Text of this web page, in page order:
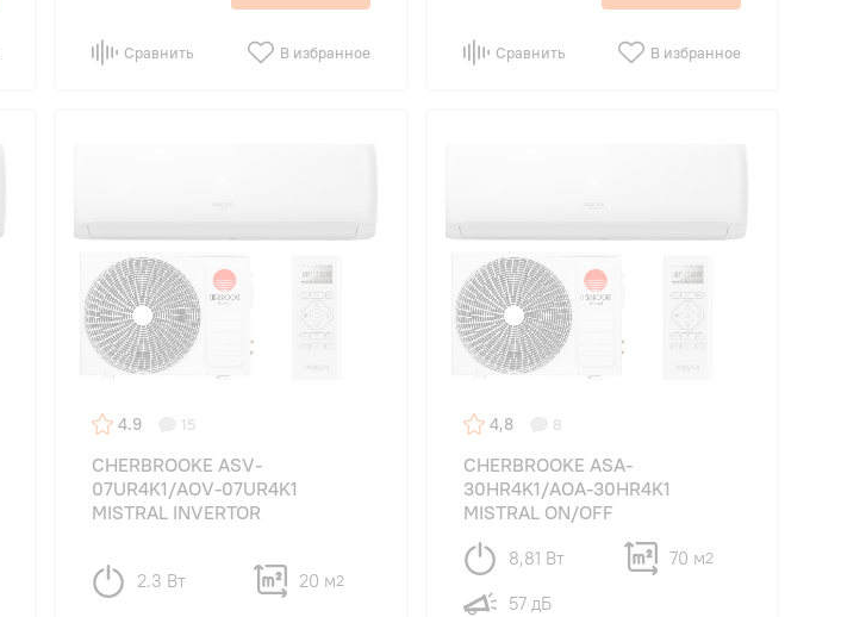
Сравнить В избранное Сравнить В избранное
4.9 15
CHERBROOKE ASV-
07UR4K1/AOV-07UR4K1
MISTRAL INVERTOR
2.3 Вт 20 м2
4,8 8
CHERBROOKE ASA-
30HR4K1/AOA-30HR4K1
MISTRAL ON/OFF
8,81 Вт 70 м2
57 дБ